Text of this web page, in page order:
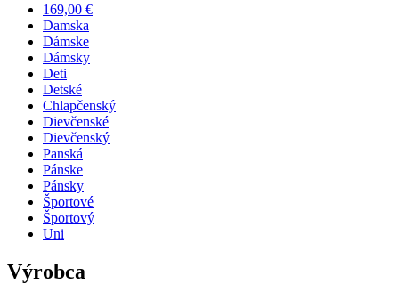
169,00 €
Damska
Dámske
Dámsky
Deti
Detské
Chlapčenský
Dievčenské
Dievčenský
Panská
Pánske
Pánsky
Športové
Športový
Uni
Výrobca